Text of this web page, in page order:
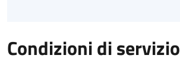
Condizioni di servizio